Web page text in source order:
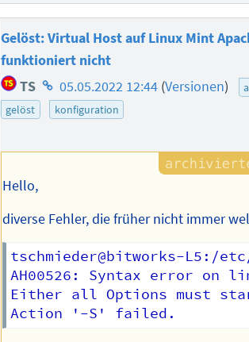
Gelöst: Virtual Host auf Linux Mint
funktioniert nicht
TS Homepage
des
05.05.2022 12:44 (Versionen)
gelöst
konfiguration
Hello,
diverse Fehler, die früher nicht immer
tschmieder@bitworks-L5:/
AH00526: Syntax error on
Either all Options must